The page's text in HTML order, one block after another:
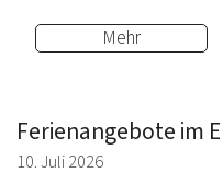
Mehr
Ferienangebote im
10. Juli 2026